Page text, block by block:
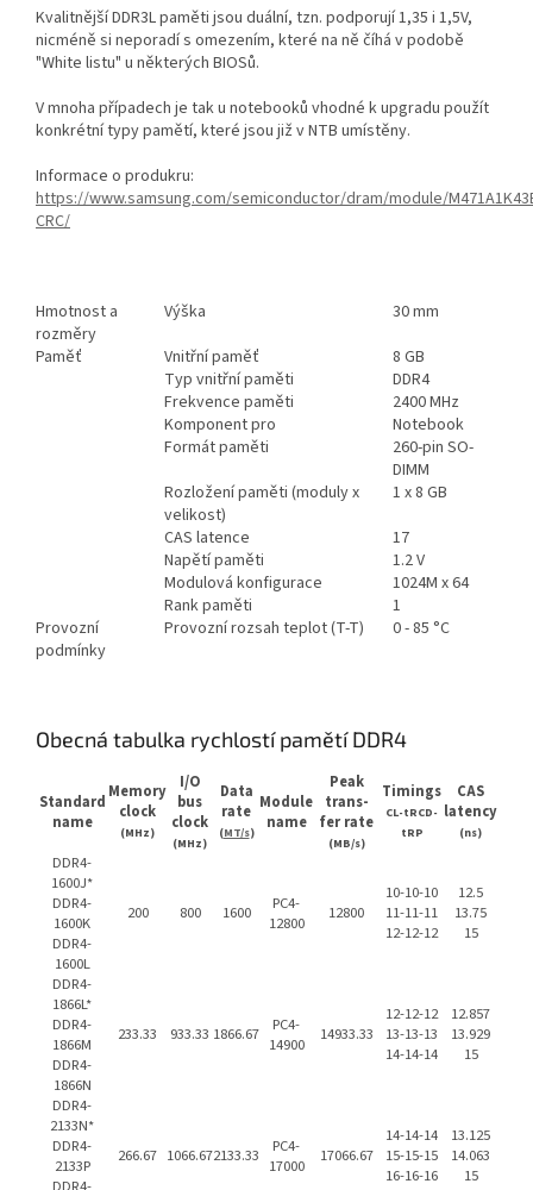
Kvalitnější DDR3L paměti jsou duální, tzn. podporují 1,35 i 1,5V,
nicméně si neporadí s omezením, které na ně číhá v podobě
"White listu" u některých BIOSů.
V mnoha případech je tak u notebooků vhodné k upgradu použít
konkrétní typy pamětí, které jsou již v NTB umístěny.
Informace o produkru:
https://www.samsung.com/semiconductor/dram/module/
CRC/
Hmotnost a
rozměry
Výška
30 mm
Paměť
Vnitřní paměť
8 GB
Typ vnitřní paměti
DDR4
Frekvence paměti
2400 MHz
Komponent pro
Notebook
Formát paměti
260-pin SO-
DIMM
Rozložení paměti (moduly x
velikost)
1 x 8 GB
CAS latence
17
Napětí paměti
1.2 V
Modulová konfigurace
1024M x 64
Rank paměti
1
Provozní
podmínky
Provozní rozsah teplot (T-T) 0 - 85 °C
Obecná tabulka rychlostí pamětí DDR4
Standard
name
Memory
clock
(MHz)
I/O
bus
clock
(MHz)
Data
rate
(MT/s)
Module
name
Peak
trans-
fer rate
(MB/s)
Timings
CL-tRCD-
tRP
CAS
latency
(ns)
DDR4-
1600J*
DDR4-
1600K
DDR4-
1600L
200 800 1600
PC4-
12800
12800
10-10-10
11-11-11
12-12-12
12.5
13.75
15
DDR4-
1866L*
DDR4-
1866M
DDR4-
1866N
233.33 933.33 1866.67
PC4-
14900
14933.33
12-12-12
13-13-13
14-14-14
12.857
13.929
15
DDR4-
2133N*
DDR4-
2133P
266.67 1066.672133.33
PC4-
17000
17066.67
14-14-14
15-15-15
16-16-16
13.125
14.063
15